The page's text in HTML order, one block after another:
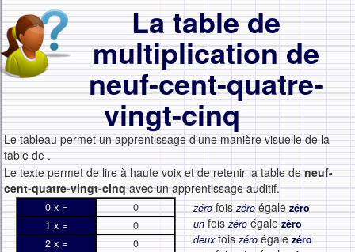
La table de
multiplication de
neuf-cent-quatre-
vingt-cinq
Le tableau permet un apprentissage d'une manière visuelle de la
table de .
Le texte permet de lire à haute voix et de retenir la table de neuf-
cent-quatre-vingt-cinqavec un apprentissage auditif.
0 x =
0
1 x =
0
2 x =
0
zérofoiszéroégalezéro
un foiszéro égale zéro
deuxfoiszéroégalezéro